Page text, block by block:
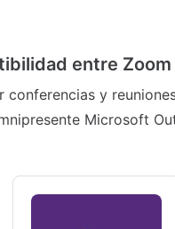
entre
y
Microsoft